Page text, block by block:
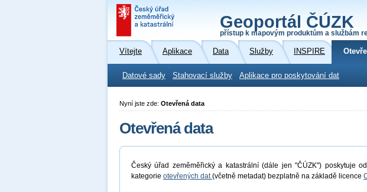
Geoportál ČÚZK
přístup k mapovým produktům a službám
Vítejte Aplikace Data Služby INSPIRE
Datové sady Stahovací služby Aplikace pro poskytování dat
Nyní jste zde: Otevřená data
Otevřená data
Český úřad zeměměřický a katastrální (dále jen "ČÚZK") poskytuje
kategorie otevřených dat(včetně metadat) bezplatně na základě licence